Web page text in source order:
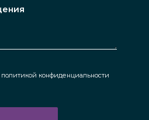
политикой конфиденциальности